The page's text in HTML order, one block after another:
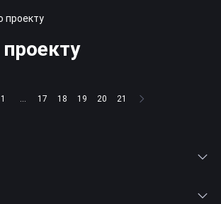
проекту
1 ... 17 18 19 20 21